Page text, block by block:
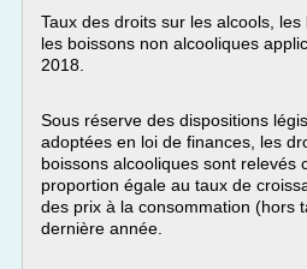
Taux des droits sur les alcools,
les boissons non alcooliques
2018.
Sous réserve des dispositions
adoptées en loi de finances, les
boissons alcooliques sont relevés
proportion égale au taux de
des prix à la consommation (hors
dernière année.